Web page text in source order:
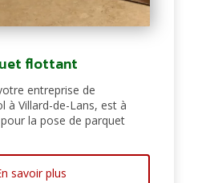
flottant
entreprise de
à Villard-de-Lans, est à
la pose de parquet
savoir plus